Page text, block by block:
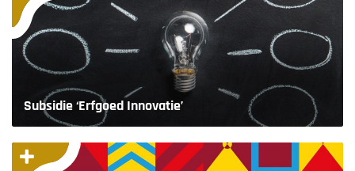
Subsidie ‘Erfgoed Innovatie’